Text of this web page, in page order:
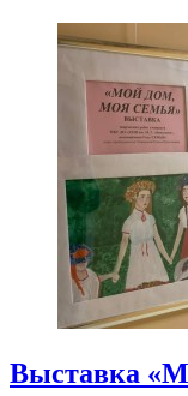
Выставка